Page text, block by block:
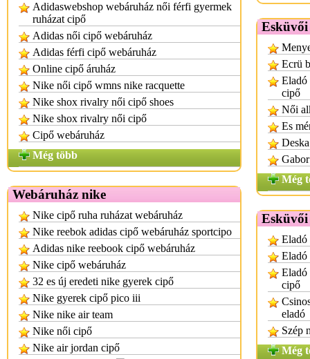
Adidaswebshop webáruház női férfi gyermek
ruházat cipő
Adidas női cipő webáruház
Adidas férfi cipő webáruház
Online cipő áruház
Nike női cipő wmns nike racquette
Nike shox rivalry női cipő shoes
Nike shox rivalry női cipő
Cipő webáruház
Még több
Webáruház nike
Nike cipő ruha ruházat webáruház
Nike reebok adidas cipő webáruház sportcipo
Adidas nike reebook cipő webáruház
Nike cipő webáruház
32 es új eredeti nike gyerek cipő
Nike gyerek cipő pico iii
Nike nike air team
Nike női cipő
Nike air jordan cipő
Ecrü
Eladó
cipő
Női
Es
Még
Esküvői
Eladó
Eladó
Eladó
cipő
eladó
Szép
Még